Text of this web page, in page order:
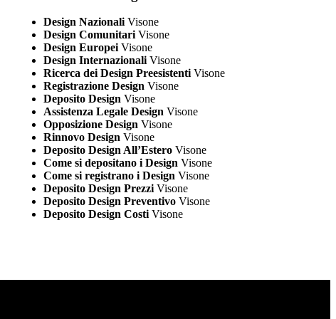
Design Nazionali Visone
Design Comunitari Visone
Design Europei Visone
Design Internazionali Visone
Ricerca dei Design Preesistenti Visone
Registrazione Design Visone
Deposito Design Visone
Assistenza Legale Design Visone
Opposizione Design Visone
Rinnovo Design Visone
Deposito Design All’Estero Visone
Come si depositano i Design Visone
Come si registrano i Design Visone
Deposito Design Prezzi Visone
Deposito Design Preventivo Visone
Deposito Design Costi Visone